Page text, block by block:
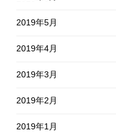
2019年5月
2019年4月
2019年3月
2019年2月
2019年1月